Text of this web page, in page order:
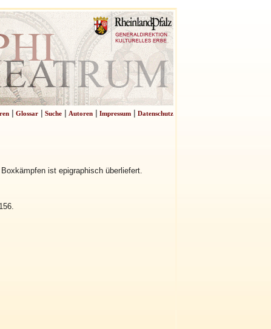
| Glossar| Suche| Autoren| Impressum| Datenschutz
ist epigraphisch überliefert.